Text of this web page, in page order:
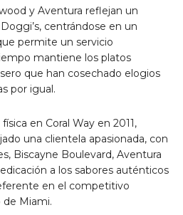
y Aventura reflejan un
centrándose en un
permite un servicio
mantiene los platos
que han cosechado elogios
por igual.
en Coral Way en 2011,
una clientela apasionada, con
Biscayne Boulevard, Aventura
a los sabores auténticos
en el competitivo
Miami.